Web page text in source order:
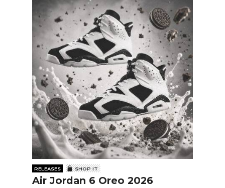
RELEASES SHOP IT
Air Jordan 6 Oreo 2026